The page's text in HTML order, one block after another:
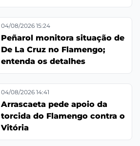
04/08/2026 15:24
Peñarol monitora situação de
De La Cruz no Flamengo;
entenda os detalhes
04/08/2026 14:41
Arrascaeta pede apoio da
torcida do Flamengo contra o
Vitória